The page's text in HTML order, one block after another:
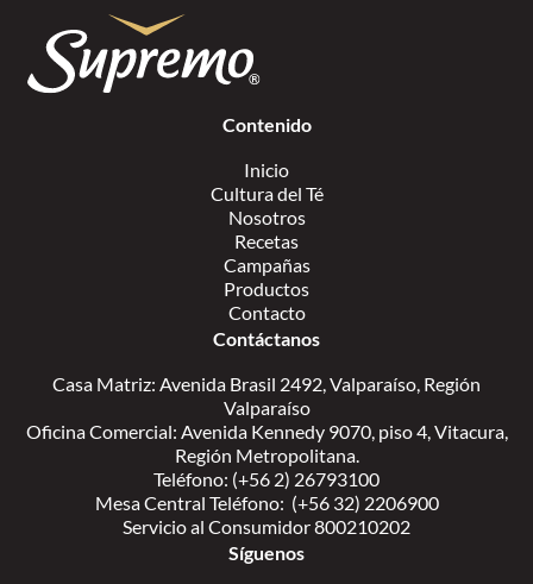
Contenido
Inicio
Cultura del Té
Nosotros
Recetas
Campañas
Productos
Contacto
Contáctanos
Casa Matriz: Avenida Brasil 2492, Valparaíso, Región
Valparaíso
Oficina Comercial: Avenida Kennedy 9070, piso 4, Vitacura,
Región Metropolitana.
Teléfono: (+56 2) 26793100
Mesa Central Teléfono: (+56 32) 2206900
Servicio al Consumidor 800210202
Síguenos